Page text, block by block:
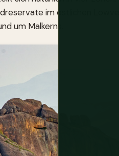
im östlichen
um Malkerns.